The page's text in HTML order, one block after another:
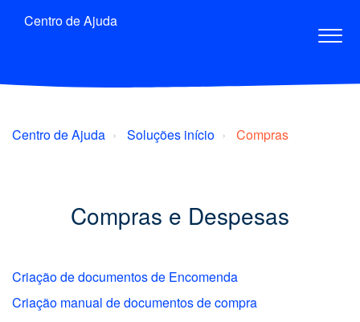
Centro de Ajuda
Centro de Ajuda Soluções início Compras
Compras e Despesas
Criação de documentos de Encomenda
Criação manual de documentos de compra